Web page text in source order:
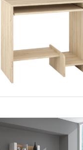
Alan
Więcej